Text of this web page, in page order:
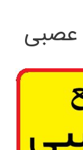
عصبی